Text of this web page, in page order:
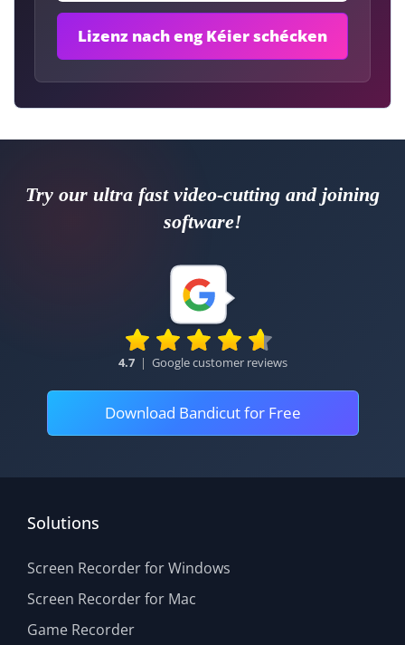
Try our ultra fast video-cutting and joining
software!
4.7 | Google customer reviews
Download Bandicut for Free
Solutions
Screen Recorder for Windows
Screen Recorder for Mac
Game Recorder